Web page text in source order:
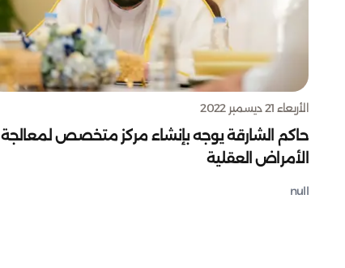
الأربعاء 21 ديسمبر 2022
حاكم الشارقة يوجه بإنشاء مركز متخصص لمعالجة
الأمراض العقلية
null